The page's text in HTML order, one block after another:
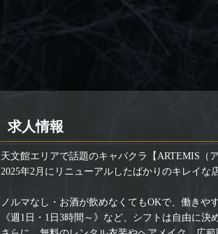
求人情報
天文館エリアで話題のキャバクラ【ARTEMIS（
2025年2月にリニューアルしたばかりのキレイ
ノルマなし・お酒が飲めなくてもOKで、働きや
《週1日・1日3時間～》など、シフトは自由に